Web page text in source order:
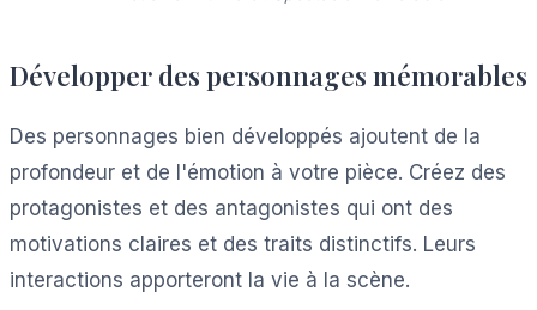
Développer des personnages mémorables
Des personnages bien développés ajoutent de la
profondeur et de l'émotion à votre pièce. Créez des
protagonistes et des antagonistes qui ont des
motivations claires et des traits distinctifs. Leurs
interactions apporteront la vie à la scène.